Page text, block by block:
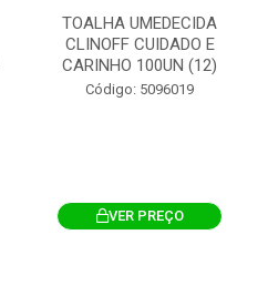
TOALHA UMEDECIDA
CLINOFF CUIDADO E
CARINHO 100UN (12)
Código: 5096019
VER PREÇO